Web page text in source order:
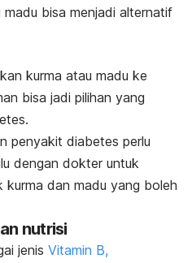
bisa menjadi alternatif
kurma atau madu ke
bisa jadi pilihan yang
penyakit diabetes perlu
dengan dokter untuk
kurma dan madu yang boleh
nutrisi
jenis Vitamin B,